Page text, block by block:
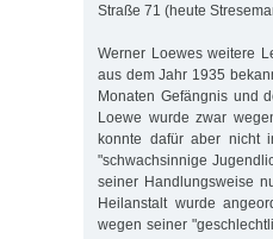
Straße 71 (heute
Werner Loewes weitere
aus dem Jahr 1935
Monaten Gefängnis und
Loewe wurde zwar
konnte dafür aber nicht
"schwachsinnige
seiner Handlungsweise
Heilanstalt wurde
wegen seiner